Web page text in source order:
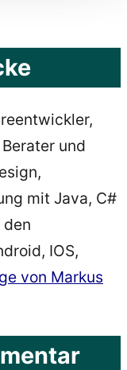
und
mit Java, C#
IOS,
von Markus